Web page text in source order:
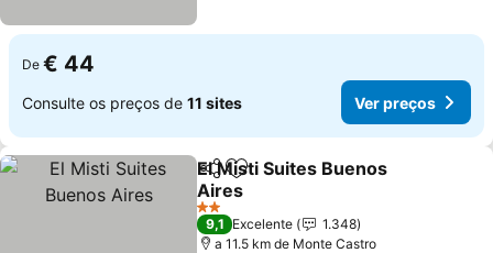
De € 44
Consulte os preços de 11 sites Ver preços
PartilharAdicionar aos favoritos
El Misti Suites Buenos
Aires
Ver preços
2 Estrelas
9,1 Excelente
1.348
a 11.5 km de Monte Castro